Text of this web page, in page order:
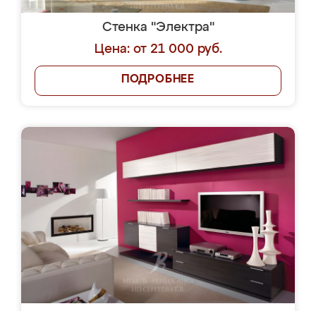
Стенка "Электра"
Цена: от 21 000 руб.
ПОДРОБНЕЕ